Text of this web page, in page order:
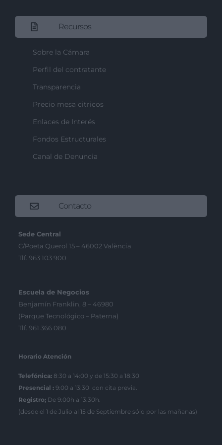
Recursos
Sobre la Cámara
Perfil del contratante
Transparencia
Precio mesa citricos
Enlaces de Interés
Fondos Estructurales
Canal de Denuncia
Contacto
Sede Central
C/Poeta Querol 15 – 46002 València
Tlf. 963 103 900
Escuela de Negocios
Benjamín Franklin, 8 – 46980
(Parque Tecnológico – Paterna)
Tlf. 961 366 080
Horario Atención
Telefónica: 8:30 a 14:00 y de 15:30 a 18:30
Presencial : 9:00 a 13:30 con cita previa.
Registro; De 9:00h a 13:30h.
(desde el 1 de Julio al 15 de Septiembre sólo por las mañanas)